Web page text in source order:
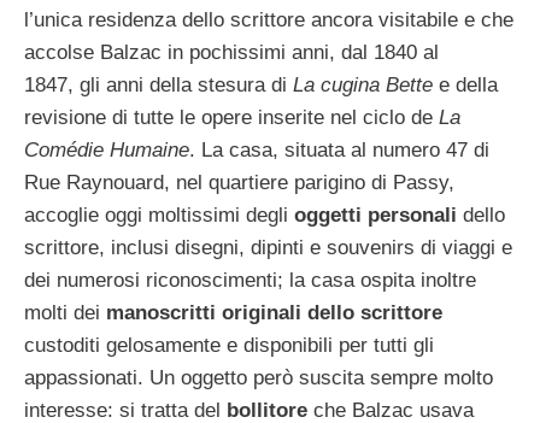
l’unica residenza dello scrittore ancora visitabile e che
accolse Balzac in pochissimi anni, dal 1840 al
1847, gli anni della stesura di La cugina Bette e della
revisione di tutte le opere inserite nel ciclo de La
Comédie Humaine. La casa, situata al numero 47 di
Rue Raynouard, nel quartiere parigino di Passy,
accoglie oggi moltissimi degli oggetti personali dello
scrittore, inclusi disegni, dipinti e souvenirs di viaggi e
dei numerosi riconoscimenti; la casa ospita inoltre
molti dei manoscritti originali dello scrittore
custoditi gelosamente e disponibili per tutti gli
appassionati. Un oggetto però suscita sempre molto
interesse: si tratta del bollitore che Balzac usava